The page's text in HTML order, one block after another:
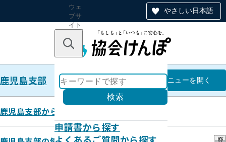
やさしい日本語
ウェ
ブサ
イト
のナ
ン
キーワードで探す
検索
申請書から探す
鹿児島支部 鹿児島支部
メニューを開く
鹿児島支部からのお知らせ
鹿